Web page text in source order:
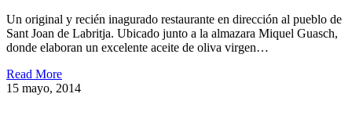
Un original y recién inagurado restaurante en dirección al pueblo de
Sant Joan de Labritja. Ubicado junto a la almazara Miquel Guasch,
donde elaboran un excelente aceite de oliva virgen…
Read More
15 mayo, 2014